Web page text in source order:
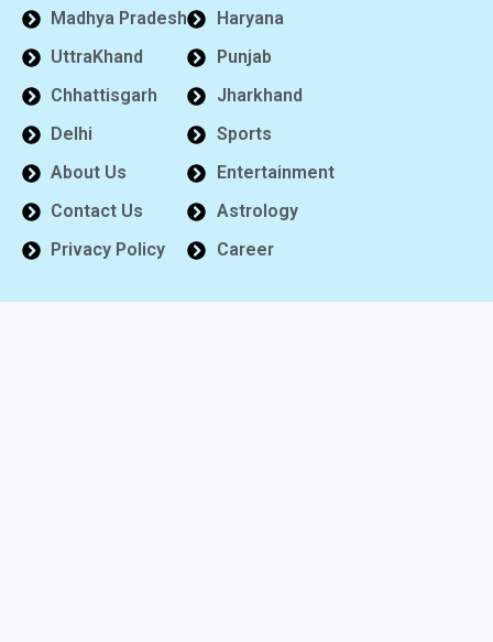
Madhya Pradesh
UttraKhand
Chhattisgarh
Delhi
About Us
Contact Us
Privacy Policy
Haryana
Punjab
Jharkhand
Sports
Entertainment
Astrology
Career